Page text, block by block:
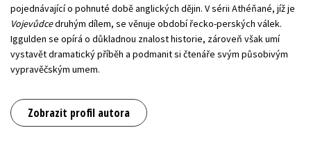
pojednávající o pohnuté době anglických dějin. V sérii Athéňané, jíž je
Vojevůdcedruhým dílem, se věnuje období řecko-perských válek.
Iggulden se opírá o důkladnou znalost historie, zároveň však umí
vystavět dramatický příběh a podmanit si čtenáře svým působivým
vypravěčským umem.
Zobrazit profil autora